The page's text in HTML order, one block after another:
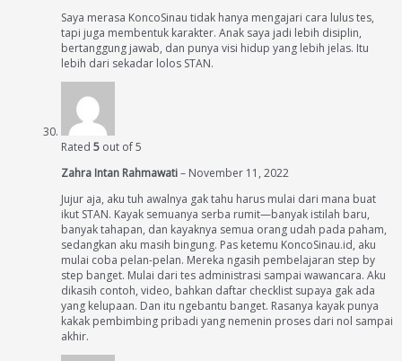
Saya merasa KoncoSinau tidak hanya mengajari cara lulus tes,
tapi juga membentuk karakter. Anak saya jadi lebih disiplin,
bertanggung jawab, dan punya visi hidup yang lebih jelas. Itu
lebih dari sekadar lolos STAN.
Rated 5 out of 5
Zahra Intan Rahmawati– November 11, 2022
Jujur aja, aku tuh awalnya gak tahu harus mulai dari mana buat
ikut STAN. Kayak semuanya serba rumit—banyak istilah baru,
banyak tahapan, dan kayaknya semua orang udah pada paham,
sedangkan aku masih bingung. Pas ketemu KoncoSinau.id, aku
mulai coba pelan-pelan. Mereka ngasih pembelajaran step by
step banget. Mulai dari tes administrasi sampai wawancara. Aku
dikasih contoh, video, bahkan daftar checklist supaya gak ada
yang kelupaan. Dan itu ngebantu banget. Rasanya kayak punya
kakak pembimbing pribadi yang nemenin proses dari nol sampai
akhir.